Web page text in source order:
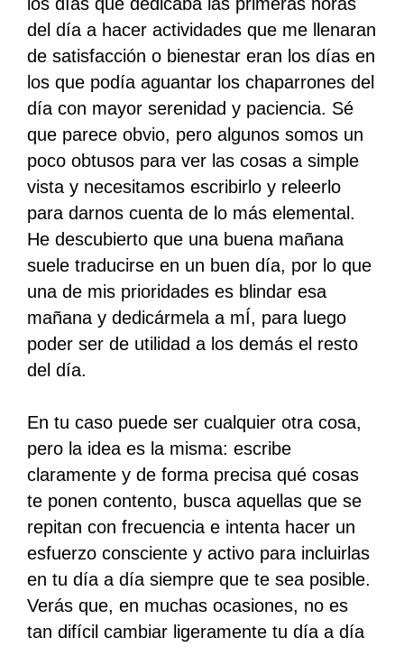
del día a hacer actividades que me llenaran
de satisfacción o bienestar eran los días en
los que podía aguantar los chaparrones del
día con mayor serenidad y paciencia. Sé
que parece obvio, pero algunos somos un
poco obtusos para ver las cosas a simple
vista y necesitamos escribirlo y releerlo
para darnos cuenta de lo más elemental.
He descubierto que una buena mañana
suele traducirse en un buen día, por lo que
una de mis prioridades es blindar esa
mañana y dedicármela a mÍ, para luego
poder ser de utilidad a los demás el resto
del día.
En tu caso puede ser cualquier otra cosa,
pero la idea es la misma: escribe
claramente y de forma precisa qué cosas
te ponen contento, busca aquellas que se
repitan con frecuencia e intenta hacer un
esfuerzo consciente y activo para incluirlas
en tu día a día siempre que te sea posible.
Verás que, en muchas ocasiones, no es
tan difícil cambiar ligeramente tu día a día